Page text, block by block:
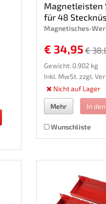
Magnetleisten
für 48
Magnetisches-
€ 34,95 €
Gewicht: 0.902 kg
Inkl. MwSt. zzgl.
Nicht auf Lager
Mehr In
Wunschliste